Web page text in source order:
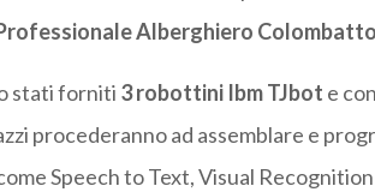
Alberghiero
stati forniti 3 robottini Ibm TJbot e
procederanno ad assemblare e
Speech to Text, Visual